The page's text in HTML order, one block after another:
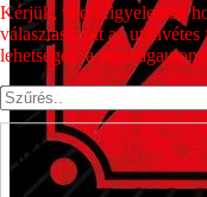
Kérjük, vedd figyelembe
választasz, ott az
lehetséges, a